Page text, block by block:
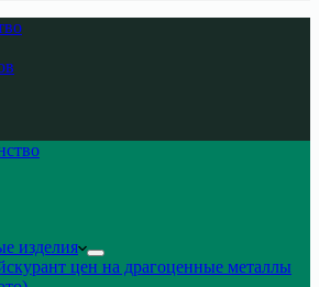
изделия
цен на драгоценные металлы